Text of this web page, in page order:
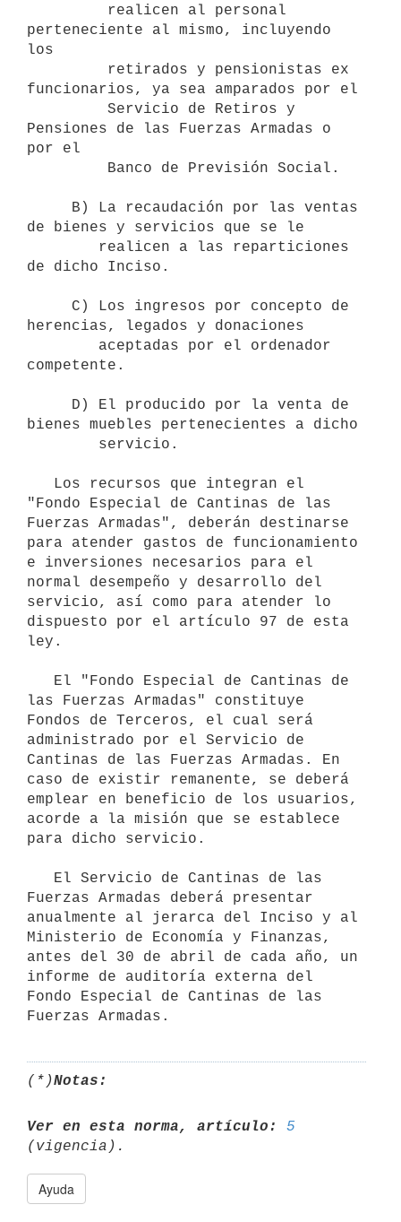
perteneciente al mismo, incluyendo
los
funcionarios, ya sea amparados por el
Pensiones de las Fuerzas Armadas o
por el
de bienes y servicios que se le
de dicho Inciso.
herencias, legados y donaciones
competente.
bienes muebles pertenecientes a dicho
"Fondo Especial de Cantinas de las
Fuerzas Armadas", deberán destinarse
para atender gastos de funcionamiento
e inversiones necesarios para el
normal desempeño y desarrollo del
servicio, así como para atender lo
dispuesto por el artículo 97 de esta
ley.
las Fuerzas Armadas" constituye
Fondos de Terceros, el cual será
administrado por el Servicio de
Cantinas de las Fuerzas Armadas. En
caso de existir remanente, se deberá
emplear en beneficio de los usuarios,
acorde a la misión que se establece
para dicho servicio.
Fuerzas Armadas deberá presentar
anualmente al jerarca del Inciso y al
Ministerio de Economía y Finanzas,
antes del 30 de abril de cada año, un
informe de auditoría externa del
Fondo Especial de Cantinas de las
(*)Notas:
Ver en esta norma, artículo:
5
Ayuda